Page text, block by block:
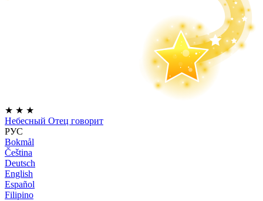
★ ★ ★
Небесный Отец говорит
РУС
Bokmål
Čeština
Deutsch
English
Español
Filipino